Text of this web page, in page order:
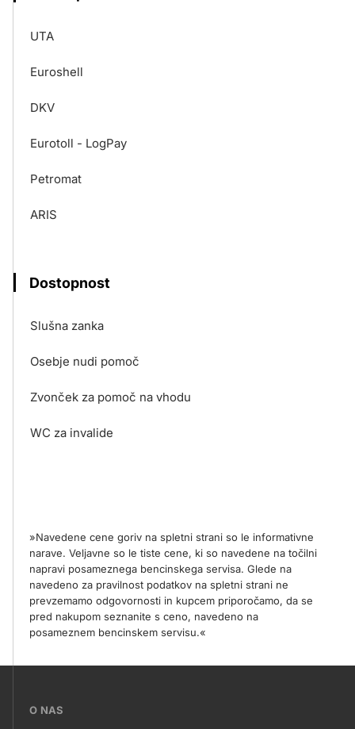
UTA
Euroshell
DKV
Eurotoll - LogPay
Petromat
ARIS
Dostopnost
Slušna zanka
Osebje nudi pomoč
Zvonček za pomoč na vhodu
WC za invalide
»Navedene cene goriv na spletni strani so le informativne
narave. Veljavne so le tiste cene, ki so navedene na točilni
napravi posameznega bencinskega servisa. Glede na
navedeno za pravilnost podatkov na spletni strani ne
prevzemamo odgovornosti in kupcem priporočamo, da se
pred nakupom seznanite s ceno, navedeno na
posameznem bencinskem servisu.«
???O NAS